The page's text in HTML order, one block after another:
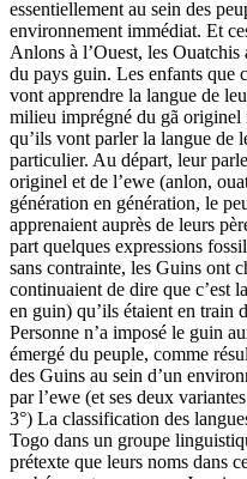
essentiellement au sein des
environnement immédiat. Et
Anlons à l’Ouest, les
du pays guin. Les enfants que
vont apprendre la langue de
milieu imprégné du gã
qu’ils vont parler la langue de
particulier. Au départ, leur
originel et de l’ewe (anlon,
génération en génération, le
apprenaient auprès de leurs
part quelques expressions
sans contrainte, les Guins ont
continuaient de dire que c’est
en guin) qu’ils étaient en train
Personne n’a imposé le guin
émergé du peuple, comme
des Guins au sein d’un
par l’ewe (et ses deux
3°) La classification des
Togo dans un groupe
prétexte que leurs noms dans